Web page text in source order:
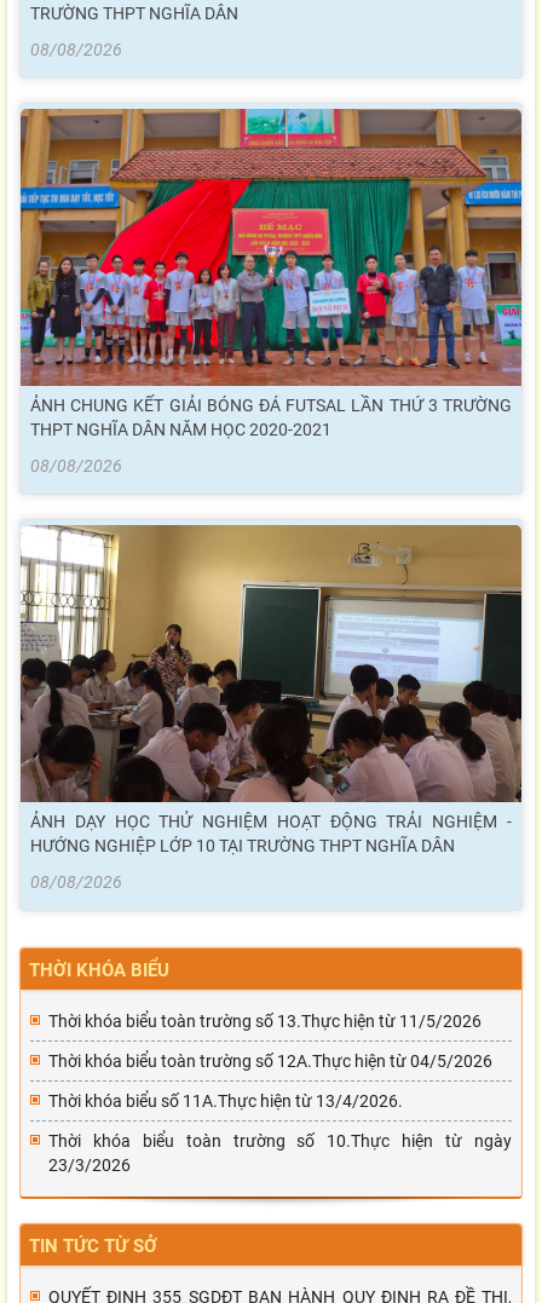
TRƯỜNG THPT NGHĨA DÂN
08/08/2026
ẢNH CHUNG KẾT GIẢI BÓNG ĐÁ FUTSAL LẦN THỨ 3 TRƯỜNG
THPT NGHĨA DÂN NĂM HỌC 2020-2021
08/08/2026
ẢNH DẠY HỌC THỬ NGHIỆM HOẠT ĐỘNG TRẢI NGHIỆM -
HƯỚNG NGHIỆP LỚP 10 TẠI TRƯỜNG THPT NGHĨA DÂN
08/08/2026
THỜI KHÓA BIỂU
Thời khóa biểu toàn trường số 13.Thực hiện từ 11/5/2026
Thời khóa biểu toàn trường số 12A.Thực hiện từ 04/5/2026
Thời khóa biểu số 11A.Thực hiện từ 13/4/2026.
Thời khóa biểu toàn trường số 10.Thực hiện từ ngày
23/3/2026
TIN TỨC TỪ SỞ
QUYẾT ĐỊNH 355_SGDĐT BAN HÀNH QUY ĐỊNH RA ĐỀ THI,